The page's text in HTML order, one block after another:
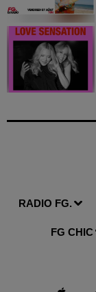
RADIO FG.
FG CHIC